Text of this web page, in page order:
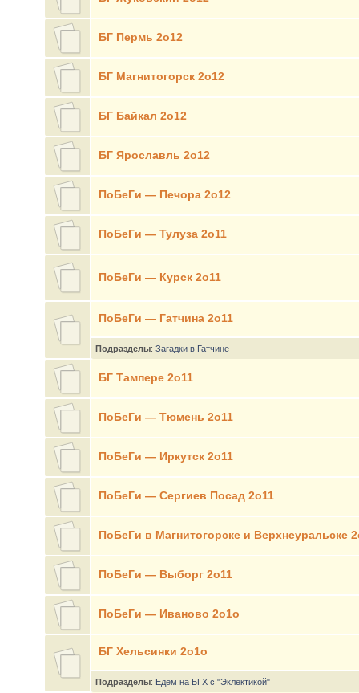
БГ Пермь 2о12
БГ Магнитогорск 2о12
БГ Байкал 2о12
БГ Ярославль 2о12
ПоБеГи — Печора 2о12
ПоБеГи — Тулуза 2о11
ПоБеГи — Курск 2о11
ПоБеГи — Гатчина 2о11
Подразделы:Загадки в Гатчине
БГ Тампере 2о11
ПоБеГи — Тюмень 2о11
ПоБеГи — Иркутск 2о11
ПоБеГи — Сергиев Посад 2о11
ПоБеГи в Магнитогорске и Верхнеуральске
ПоБеГи — Выборг 2о11
ПоБеГи — Иваново 2о1о
БГ Хельсинки 2о1о
Подразделы: Едем на БГХ с "Эклектикой"